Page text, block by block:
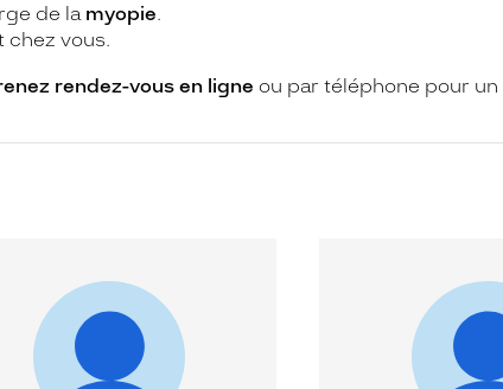
de la myopie.
chez vous.
rendez-vous en ligne ou par téléphone pour